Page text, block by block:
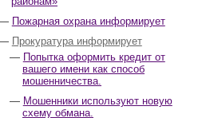
Пожарная охрана информирует
Прокуратура информирует
Попытка оформить кредит от
вашего имени как способ
мошенничества.
Мошенники используют новую
схему обмана.